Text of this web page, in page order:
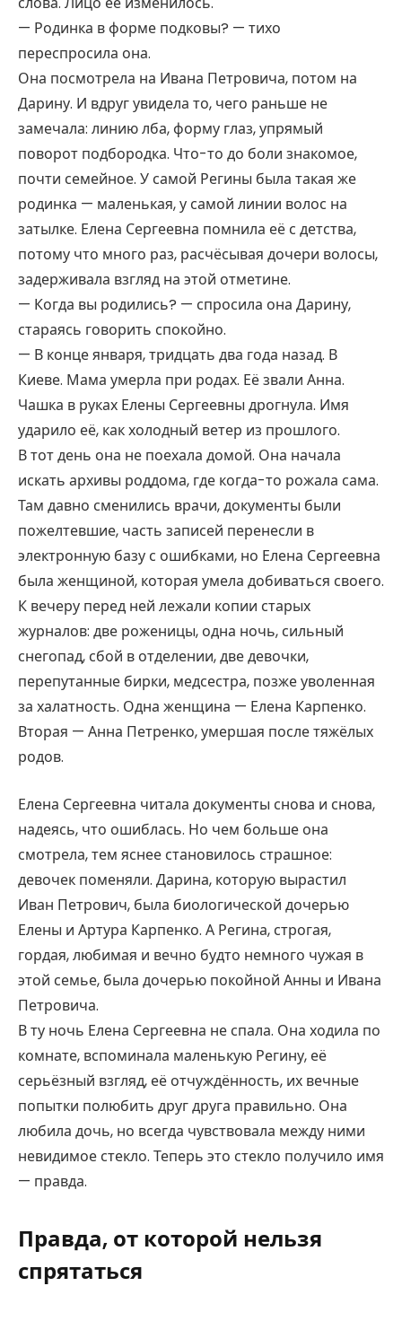
— Родинка в форме подковы? — тихо
переспросила она.
Она посмотрела на Ивана Петровича, потом на
Дарину. И вдруг увидела то, чего раньше не
замечала: линию лба, форму глаз, упрямый
поворот подбородка. Что-то до боли знакомое,
почти семейное. У самой Регины была такая же
родинка — маленькая, у самой линии волос на
затылке. Елена Сергеевна помнила её с детства,
потому что много раз, расчёсывая дочери волосы,
задерживала взгляд на этой отметине.
— Когда вы родились? — спросила она Дарину,
стараясь говорить спокойно.
— В конце января, тридцать два года назад. В
Киеве. Мама умерла при родах. Её звали Анна.
Чашка в руках Елены Сергеевны дрогнула. Имя
ударило её, как холодный ветер из прошлого.
В тот день она не поехала домой. Она начала
искать архивы роддома, где когда-то рожала сама.
Там давно сменились врачи, документы были
пожелтевшие, часть записей перенесли в
электронную базу с ошибками, но Елена Сергеевна
была женщиной, которая умела добиваться своего.
К вечеру перед ней лежали копии старых
журналов: две роженицы, одна ночь, сильный
снегопад, сбой в отделении, две девочки,
перепутанные бирки, медсестра, позже уволенная
за халатность. Одна женщина — Елена Карпенко.
Вторая — Анна Петренко, умершая после тяжёлых
родов.
Елена Сергеевна читала документы снова и снова,
надеясь, что ошиблась. Но чем больше она
смотрела, тем яснее становилось страшное:
девочек поменяли. Дарина, которую вырастил
Иван Петрович, была биологической дочерью
Елены и Артура Карпенко. А Регина, строгая,
гордая, любимая и вечно будто немного чужая в
этой семье, была дочерью покойной Анны и Ивана
Петровича.
В ту ночь Елена Сергеевна не спала. Она ходила по
комнате, вспоминала маленькую Регину, её
серьёзный взгляд, её отчуждённость, их вечные
попытки полюбить друг друга правильно. Она
любила дочь, но всегда чувствовала между ними
невидимое стекло. Теперь это стекло получило имя
— правда.
Правда, от которой нельзя
спрятаться